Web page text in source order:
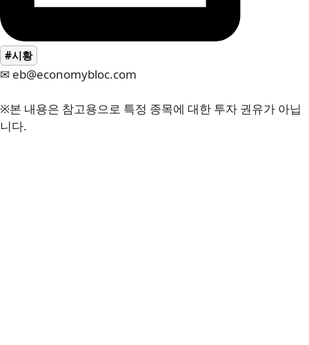
#시황
✉ eb@economybloc.com
※본 내용은 참고용으로 특정 종목에 대한 투자 권유가 아닙
니다.